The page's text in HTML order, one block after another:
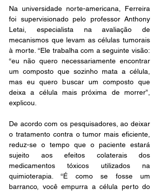
Na universidade norte-americana, Ferreira
foi supervisionado pelo professor Anthony
Letai, especialista na avaliação de
mecanismos que levam as células tumorais
à morte. “Ele trabalha com a seguinte visão:
“eu não quero necessariamente encontrar
um composto que sozinho mata a célula,
mas eu quero buscar um composto que
deixa a célula mais próxima de morrer”,
explicou.
De acordo com os pesquisadores, ao deixar
o tratamento contra o tumor mais eficiente,
reduz-se o tempo que o paciente estará
sujeito aos efeitos colaterais dos
medicamentos tóxicos utilizados na
quimioterapia. “É como se fosse um
barranco, você empurra a célula perto do